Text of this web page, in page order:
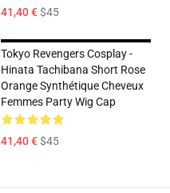
41,40 €$45
Tokyo Revengers Cosplay -
Hinata Tachibana Short Rose
Orange Synthétique Cheveux
Femmes Party Wig Cap
41,40 €$45